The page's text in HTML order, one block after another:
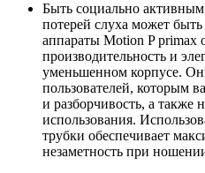
Быть социально активным
потерей слуха может
аппараты Motion P
производительность и
уменьшенном корпусе.
пользователей, которым
и разборчивость, а также
использования.
трубки обеспечивает
незаметность при